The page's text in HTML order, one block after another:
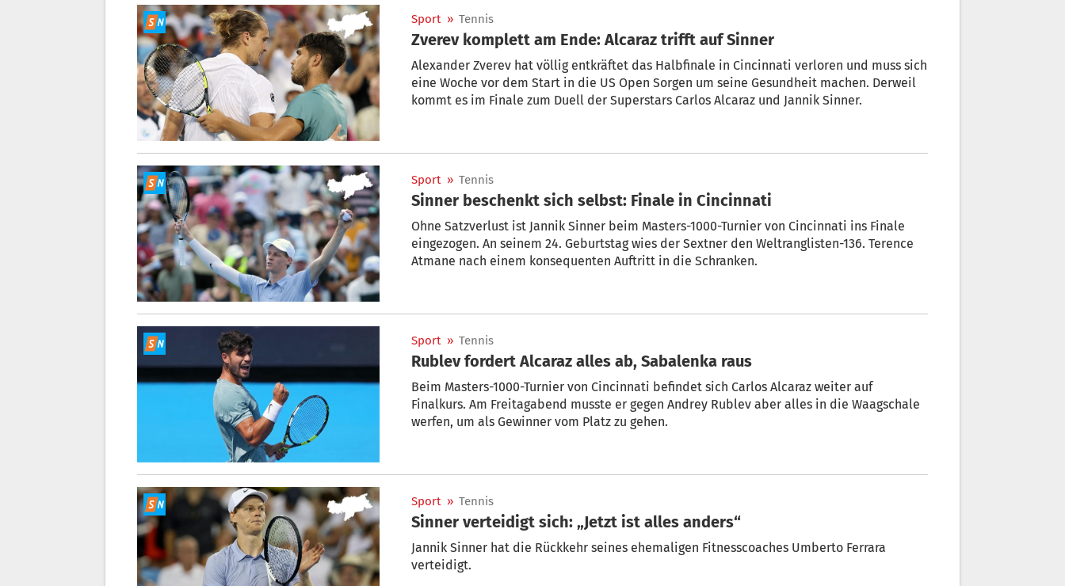
Sport » Tennis
Zverev komplett am Ende: Alcaraz trifft auf Sinner
Alexander Zverev hat völlig entkräftet das Halbfinale in Cincinnati verloren und muss sich
eine Woche vor dem Start in die US Open Sorgen um seine Gesundheit machen. Derweil
kommt es im Finale zum Duell der Superstars Carlos Alcaraz und Jannik Sinner.
Sport » Tennis
Sinner beschenkt sich selbst: Finale in Cincinnati
Ohne Satzverlust ist Jannik Sinner beim Masters-1000-Turnier von Cincinnati ins Finale
eingezogen. An seinem 24. Geburtstag wies der Sextner den Weltranglisten-136. Terence
Atmane nach einem konsequenten Auftritt in die Schranken.
Sport » Tennis
Rublev fordert Alcaraz alles ab, Sabalenka raus
Beim Masters-1000-Turnier von Cincinnati befindet sich Carlos Alcaraz weiter auf
Finalkurs. Am Freitagabend musste er gegen Andrey Rublev aber alles in die Waagschale
werfen, um als Gewinner vom Platz zu gehen.
Sport » Tennis
Sinner verteidigt sich: „Jetzt ist alles anders“
Jannik Sinner hat die Rückkehr seines ehemaligen Fitnesscoaches Umberto Ferrara
verteidigt.